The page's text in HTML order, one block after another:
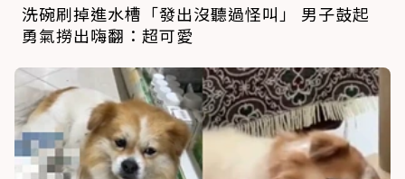
洗碗刷掉進水槽「發出沒聽過怪叫」 男子鼓起
勇氣撈出嗨翻：超可愛